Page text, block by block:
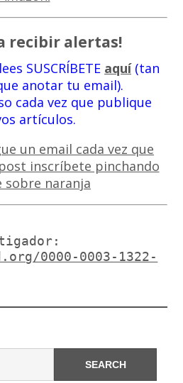
recibir alertas!
SUSCRÍBETE aquí(tan
anotar tu email).
cada vez que publique
artículos.
0000-0003-1322-